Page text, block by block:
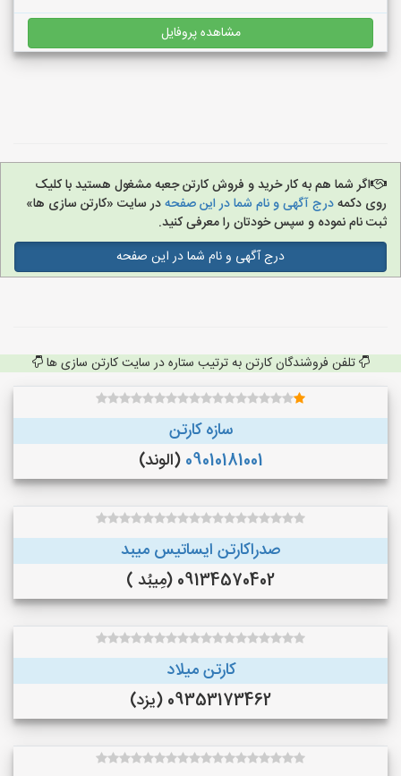
مشاهده پروفایل
اگر شما هم به کار خرید و فروش کارتن جعبه مشغول هستید با کلیک
روی دکمهدرج آگهی و نام شما در این صفحهدر سایت «کارتن سازی ها»
ثبت نام نموده و سپس خودتان را معرفی کنید.
درج آگهی و نام شما در این صفحه
تلفن فروشندگان کارتن به ترتیب ستاره در سایت کارتن سازی ها
سازه کارتن
09010181001 (الوند)
صدراکارتن ایساتیس میبد
09134570402 (مِیبُد )
کارتن میلاد
09353173462 (یزد)